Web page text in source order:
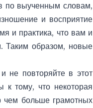
по выученным словам,
и восприятие
и практика, что вам и
Таким образом, новые
не повторяйте в этот
к тому, что некоторая
чем больше грамотных